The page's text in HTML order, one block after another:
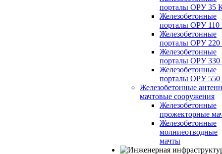
порталы ОРУ 35
Железобетонные
порталы ОРУ
Железобетонные
порталы ОРУ
Железобетонные
порталы ОРУ
Железобетонные
порталы ОРУ
Железобетонные
мачтовые сооружения
Железобетонные
прожекторные
Железобетонные
молниеотводные
мачты